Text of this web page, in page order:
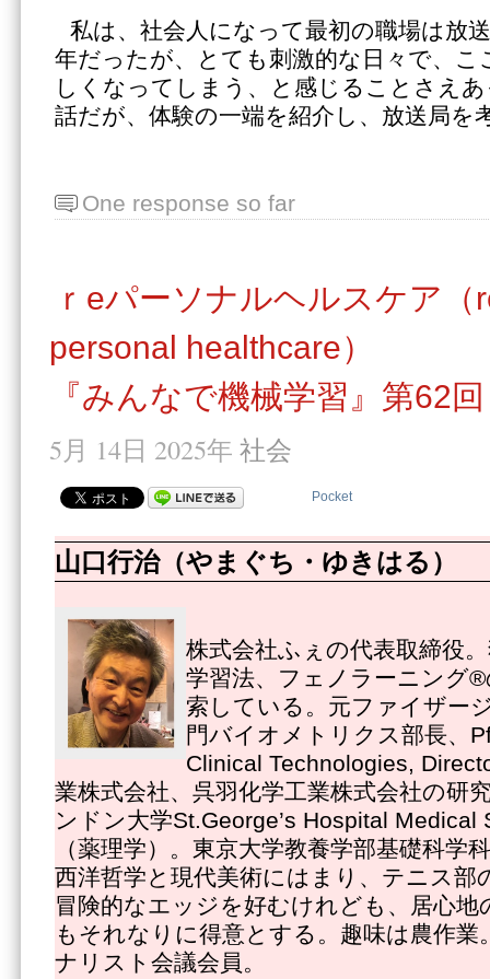
私は、社会人になって最初の職場は放
年だったが、とても刺激的な日々で、
しくなってしまう、と感じることさえ
話だが、体験の一端を紹介し、放送局を
One response so far
ｒeパーソナルヘルスケア（
personal healthcare）
『みんなで機械学習』第62回
5月 14日 2025年 社会
Pocket
山口行治（やまぐち・ゆきはる）
株式会社ふぇの代表取締役
学習法、フェノラーニング
索している。元ファイザー
門バイオメトリクス部長、
Clinical Technologies,
業株式会社、呉羽化学工業株式会社の研
ンドン大学St.George’s Hospital Medical
（薬理学）。東京大学教養学部基礎科学
西洋哲学と現代美術にはまり、テニス部
冒険的なエッジを好むけれども、居心地
もそれなりに得意とする。趣味は農作業
ナリスト会議会員。